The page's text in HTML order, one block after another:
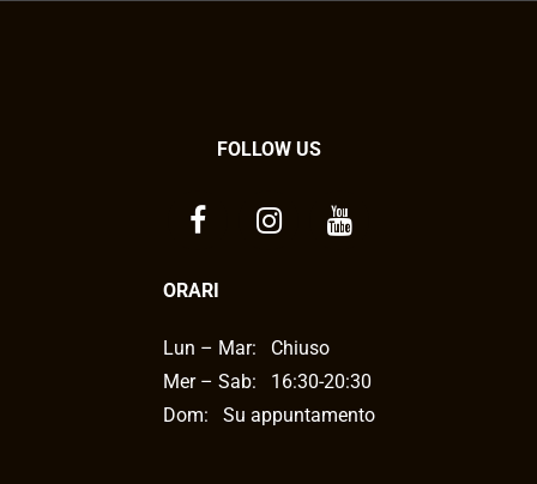
FOLLOW US
ORARI
Lun – Mar:
Chiuso
Mer – Sab:
16:30-20:30
Dom: Su appuntamento